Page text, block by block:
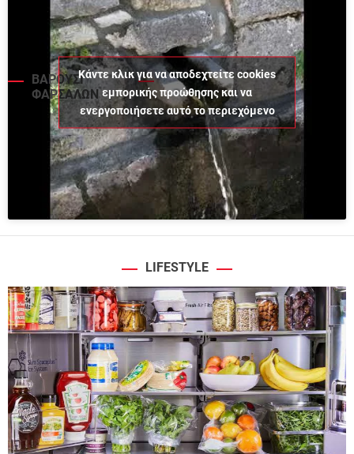
ΒΑΡΟΥΣΙ
ΦΑΡΣΑΛΩΝ
Κάντε κλικ για να αποδεχτείτε cookies
εμπορικής προώθησης και να
ενεργοποιήσετε αυτό το περιεχόμενο
LIFESTYLE